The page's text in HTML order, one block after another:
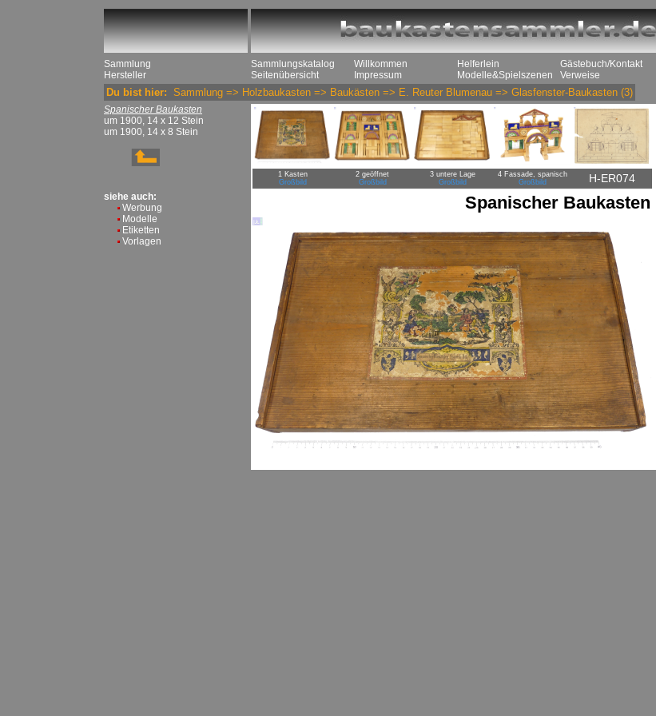
Sammlung
Hersteller
Sammlungskatalog
Seitenübersicht
Willkommen
Impressum
Helferlein
Modelle&Spielszenen
Gästebuch/Kontakt
Verweise
Du bist hier: Sammlung => Holzbaukasten => Baukästen => E. Reuter Blumenau => Glasfenster-Baukasten (3)
Spanischer Baukasten
um 1900, 14 x 12 Stein
um 1900, 14 x 8 Stein
siehe auch:
Werbung
Modelle
Etiketten
Vorlagen
1 Kasten
Großbild
2 geöffnet
Großbild
3 untere Lage
Großbild
4 Fassade, spanisch
Großbild
H-ER074
Spanischer Baukasten